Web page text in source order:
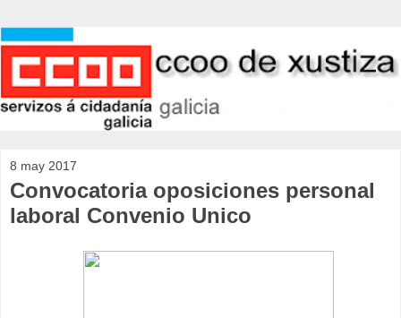
8 may 2017
Convocatoria oposiciones personal
laboral Convenio Unico